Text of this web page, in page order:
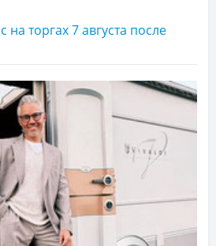
торгах 7 августа после